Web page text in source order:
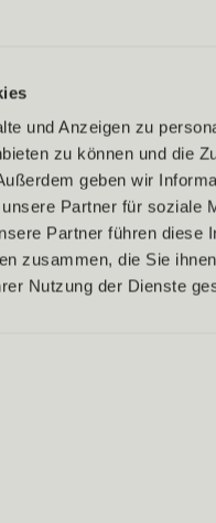
und Anzeigen zu
zu können und die
geben wir
Partner für soziale
Partner führen diese
zusammen, die Sie
Nutzung der Dienste